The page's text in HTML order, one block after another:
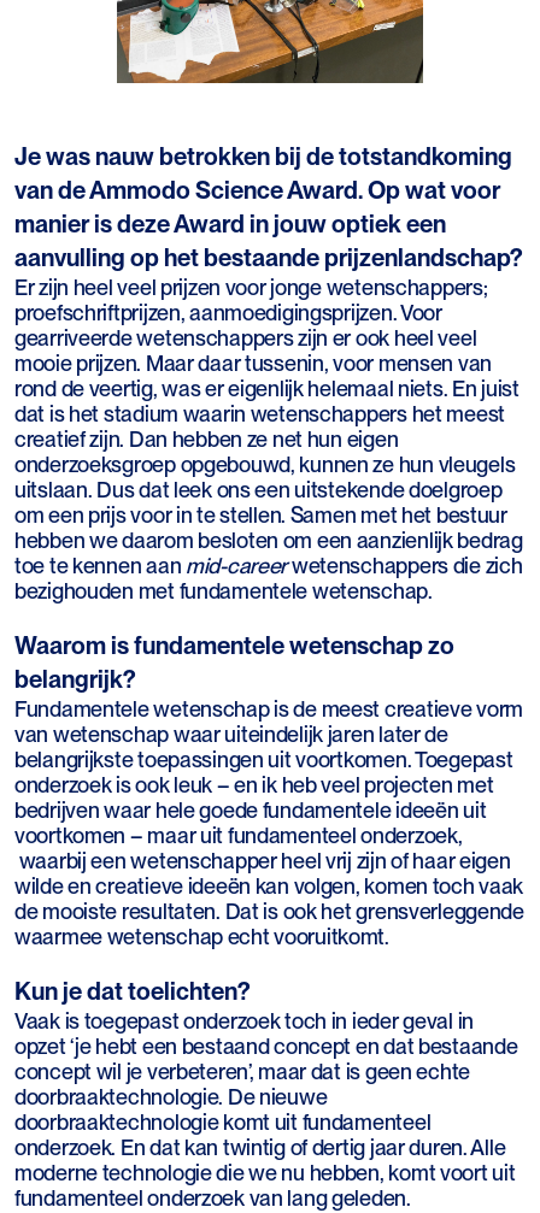
Je was nauw betrokken bij de totstandkoming
van de Ammodo Science Award. Op wat voor
manier is deze Award in jouw optiek een
aanvulling op het bestaande prijzenlandschap?
Er zijn heel veel prijzen voor jonge wetenschappers;
proefschriftprijzen, aanmoedigingsprijzen. Voor
gearriveerde wetenschappers zijn er ook heel veel
mooie prijzen. Maar daar tussenin, voor mensen van
rond de veertig, was er eigenlijk helemaal niets. En juist
dat is het stadium waarin wetenschappers het meest
creatief zijn. Dan hebben ze net hun eigen
onderzoeksgroep opgebouwd, kunnen ze hun vleugels
uitslaan. Dus dat leek ons een uitstekende doelgroep
om een prijs voor in te stellen. Samen met het bestuur
hebben we daarom besloten om een aanzienlijk bedrag
toe te kennen aan mid-careerwetenschappers die zich
bezighouden met fundamentele wetenschap.
Waarom is fundamentele wetenschap zo
belangrijk?
Fundamentele wetenschap is de meest creatieve vorm
van wetenschap waar uiteindelijk jaren later de
belangrijkste toepassingen uit voortkomen. Toegepast
onderzoek is ook leuk – en ik heb veel projecten met
bedrijven waar hele goede fundamentele ideeën uit
voortkomen – maar uit fundamenteel onderzoek,
waarbij een wetenschapper heel vrij zijn of haar eigen
wilde en creatieve ideeën kan volgen, komen toch vaak
de mooiste resultaten. Dat is ook het grensverleggende
waarmee wetenschap echt vooruitkomt.
Kun je dat toelichten?
Vaak is toegepast onderzoek toch in ieder geval in
opzet ‘je hebt een bestaand concept en dat bestaande
concept wil je verbeteren’, maar dat is geen echte
doorbraaktechnologie. De nieuwe
doorbraaktechnologie komt uit fundamenteel
onderzoek. En dat kan twintig of dertig jaar duren. Alle
moderne technologie die we nu hebben, komt voort uit
fundamenteel onderzoek van lang geleden.